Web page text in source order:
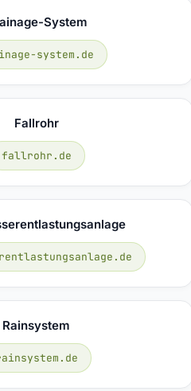
System
system.de
Fallrohr
fallrohr.de
Rainsystem